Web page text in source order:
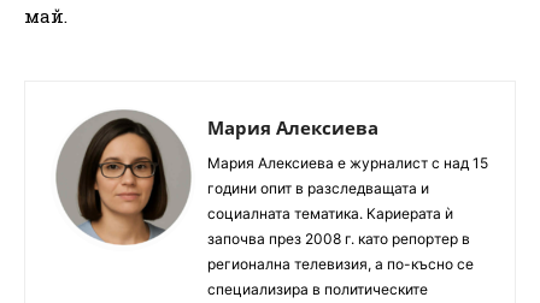
май.
Мария Алексиева
Мария Алексиева е журналист с над 15
години опит в разследващата и
социалната тематика. Кариерата ѝ
започва през 2008 г. като репортер в
регионална телевизия, а по-късно се
специализира в политическите